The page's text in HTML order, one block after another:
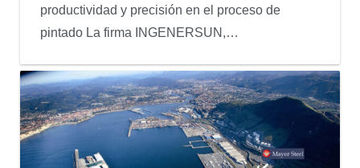
productividad y precisión en el proceso de
pintado La firma INGENERSUN,…